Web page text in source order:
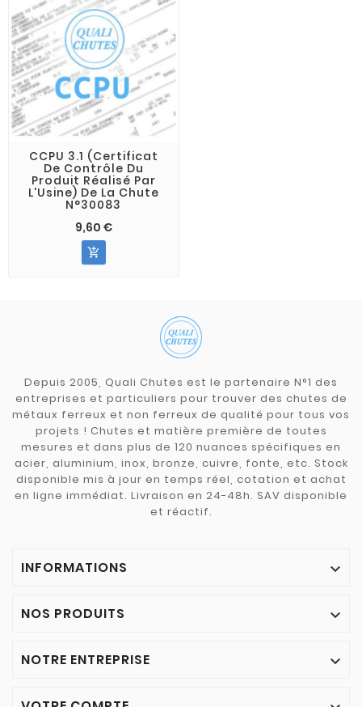
CCPU 3.1 (Certificat
De Contrôle Du
Produit Réalisé Par
L'Usine) De La Chute
N°30083
9,60 €

Depuis 2005, Quali Chutes est le partenaire N°1 des
entreprises et particuliers pour trouver des chutes de
métaux ferreux et non ferreux de qualité pour tous vos
projets ! Chutes et matière première de toutes
mesures et dans plus de 120 nuances spécifiques en
acier, aluminium, inox, bronze, cuivre, fonte, etc. Stock
disponible mis à jour en temps réel, cotation et achat
en ligne immédiat. Livraison en 24-48h. SAV disponible
et réactif.
INFORMATIONS 
NOS PRODUITS 
NOTRE ENTREPRISE 